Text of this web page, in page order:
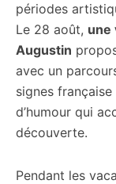
périodes
Le 28 août, une
Augustin
avec un
signes
d’humour qui
découverte.
Pendant les